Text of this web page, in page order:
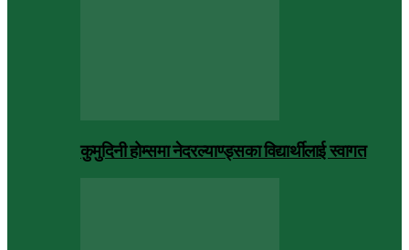
कुमुदिनी होम्समा नेदरल्याण्ड्सका विद्यार्थीलाई स्वागत